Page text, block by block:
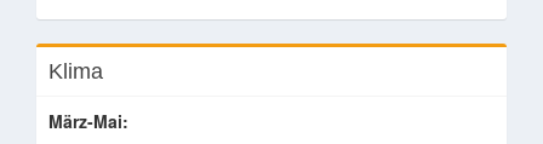
Klima
März-Mai: